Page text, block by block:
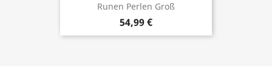
Runen Perlen Groß
54,99 €